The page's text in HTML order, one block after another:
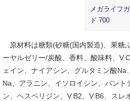
メガライフ
ド 700
原材料は糖類(砂糖(国内製造)、果糖
ーヤルゼリー/炭酸、香料、酸味料、
ェイン、ナイアシン、グルタミン酸Na
Na、アラニン、イソロイシン、パント
ン、ヘスペリジン、V.B2、V.B6、スレ